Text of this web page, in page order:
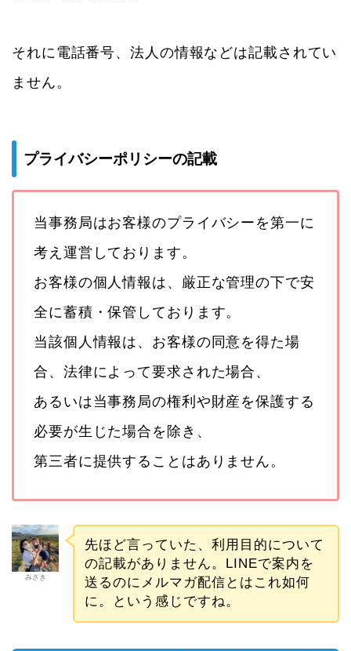
それに電話番号、法人の情報などは記載されてい
ません。
プライバシーポリシーの記載
当事務局はお客様のプライバシーを第一に
考え運営しております。
お客様の個人情報は、厳正な管理の下で安
全に蓄積・保管しております。
当該個人情報は、お客様の同意を得た場
合、法律によって要求された場合、
あるいは当事務局の権利や財産を保護する
必要が生じた場合を除き、
第三者に提供することはありません。
みさき
先ほど言っていた、利用目的について
の記載がありません。LINEで案内を
送るのにメルマガ配信とはこれ如何
に。という感じですね。